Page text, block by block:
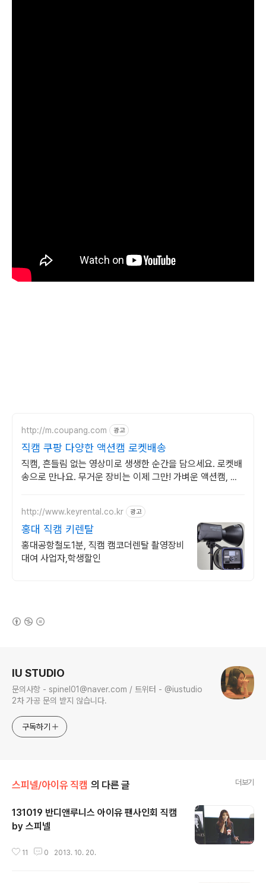
http://m.coupang.com 광고
직캠 쿠팡 다양한 액션캠 로켓배송
직캠, 흔들림 없는 영상미로 생생한 순간을 담으세요. 로켓배
송으로 만나요. 무거운 장비는 이제 그만! 가벼운 액션캠, 자
http://www.keyrental.co.kr 광고
홍대 직캠 키렌탈
홍대공항철도1분, 직캠 캠코더렌탈 촬영장비
대여 사업자,학생할인
IU STUDIO
문의사항 - spinel01@naver.com / 트위터 - @iustudio
2차 가공 문의 받지 않습니다.
구독하기
스피넬/아이유 직캠 의 다른 글 더보기
131019 반디앤루니스 아이유 팬사인회 직캠
by 스피넬
11 0 2013. 10. 20.